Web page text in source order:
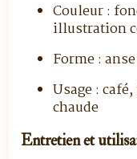
Couleur :
illustration
Forme :
Usage :
chaude
Entretien et